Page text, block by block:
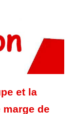
et la
marge de